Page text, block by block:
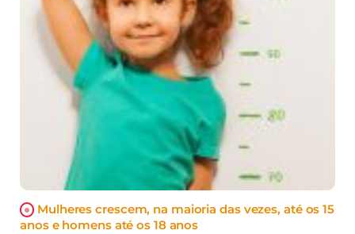
Mulheres crescem, na maioria das vezes, até os 15
anos e homens até os 18 anos